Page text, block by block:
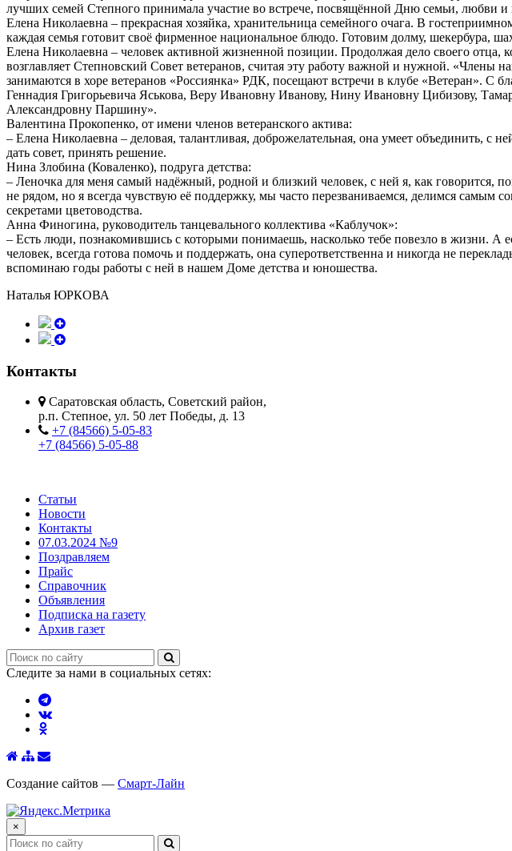
лучших семей Степного принимала участие во встрече, посвящённой Дню семьи, любви и
Елена Николаевна – прекрасная хозяйка, хранительница семейного очага. В
каждая семья готовит своё фирменное национальное блюдо. Готовим долму, шекербура,
Елена Николаевна – человек активной жизненной позиции. Продолжая дело своего отца,
возглавляет Степновский Совет ветеранов, считая эту работу важной и нужной.
занимаются в хоре ветеранов «Россиянка» РДК, посещают встречи в клубе «Ветеран». С
Геннадия Григорьевича Яськова, Веру Ивановну Иванову, Нину Ивановну Цибизову,
Александровну Паршину».
Валентина Прокопенко, от имени членов ветеранского актива:
– Елена Николаевна – деловая, талантливая, доброжелательная, она умеет объединить,
дать совет, принять решение.
Нина Злобина (Коваленко), подруга детства:
– Леночка для меня самый надёжный, родной и близкий человек, с ней я, как говорится,
не рядом, но я всегда чувствую её поддержку, мы часто перезваниваемся, делимся самым
секретами цветоводства.
Анна Финогина, руководитель танцевального коллектива «Каблучок»:
– Есть люди, познакомившись с которыми понимаешь, насколько тебе повезло в жизни. А
человек, всегда готова помочь и поддержать, она суперответственна и никогда не
вспоминаю годы работы с ней в нашем Доме детства и юношества.
Наталья ЮРКОВА
Контакты
Саратовская область, Советский район,
р.п. Степное, ул. 50 лет Победы, д. 13
+7 (84566) 5-05-83
+7 (84566) 5-05-88
Статьи
Новости
Контакты
07.03.2024 №9
Поздравляем
Прайс
Справочник
Объявления
Подписка на газету
Архив газет
Следите за нами в социальных сетях:
Создание сайтов — Смарт-Лайн
×